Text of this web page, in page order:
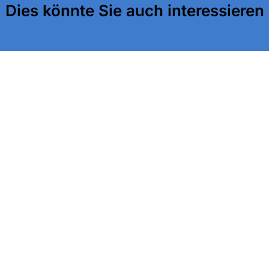
Dies könnte Sie auch interessieren